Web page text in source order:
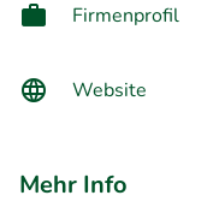
Firmenprofil
Website
Mehr Info